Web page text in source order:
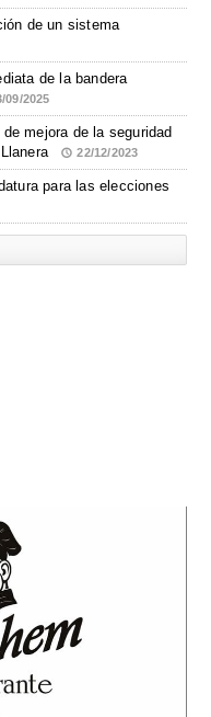
de un sistema
de la bandera
09/2025
mejora de la seguridad
22/12/2023
para las elecciones